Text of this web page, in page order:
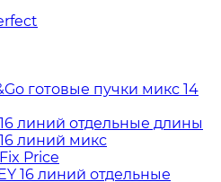
готовые пучки микс 14
линий отдельные длины
линий микс
Price
16 линий отдельные